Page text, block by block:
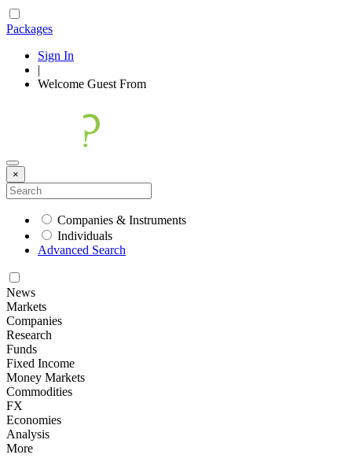
Packages
Sign In
|
Welcome Guest From
×
Companies & Instruments
Individuals
Advanced Search
News
Markets
Companies
Research
Funds
Fixed Income
Money Markets
Commodities
FX
Economies
Analysis
More